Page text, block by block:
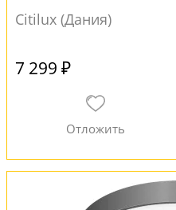
Citilux (Дания)
7 299 ₽